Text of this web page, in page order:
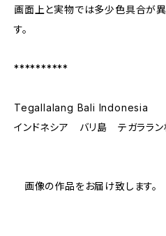
画面上と実物では多少色具合が
す。
**********
Tegallalang Bali Indonesia
インドネシア バリ島 テガララン
画像の作品をお届け致します。